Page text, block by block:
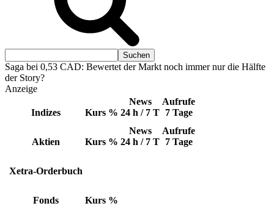
Saga bei 0,53 CAD: Bewertet der Markt noch immer nur die Hälfte
der Story?
Anzeige
Indizes Kurs %
News
24 h / 7 T
Aufrufe
7 Tage
Aktien Kurs %
News
24 h / 7 T
Aufrufe
7 Tage
Xetra-Orderbuch
Fonds Kurs %